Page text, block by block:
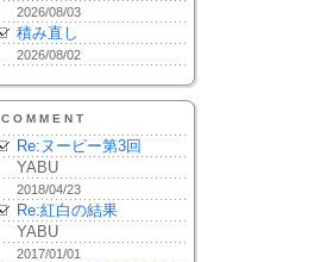
2026/08/03
積み直し
2026/08/02
COMMENT
Re:ヌーピー第3回
YABU
2018/04/23
Re:紅白の結果
YABU
2017/01/01